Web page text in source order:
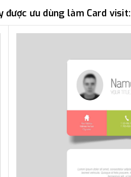
được ưu dùng làm Card visit: